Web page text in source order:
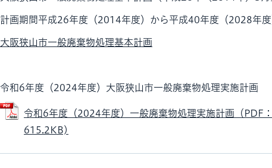
計画期間平成26年度（2014年度）から平成40年度（2028年度
大阪狭山市一般廃棄物処理基本計画
令和6年度（2024年度）大阪狭山市一般廃棄物処理実施計画
令和6年度（2024年度）一般廃棄物処理実施計画（PDF
615.2KB)